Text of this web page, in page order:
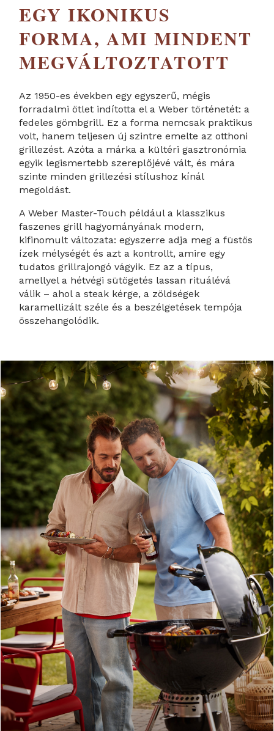
EGY IKONIKUS
FORMA, AMI MINDENT
MEGVÁLTOZTATOTT
Az 1950-es években egy egyszerű, mégis
forradalmi ötlet indította el a Weber történetét: a
fedeles gömbgrill. Ez a forma nemcsak praktikus
volt, hanem teljesen új szintre emelte az otthoni
grillezést. Azóta a márka a kültéri gasztronómia
egyik legismertebb szereplőjévé vált, és mára
szinte minden grillezési stílushoz kínál
megoldást.
A Weber Master-Touch például a klasszikus
faszenes grill hagyományának modern,
kifinomult változata: egyszerre adja meg a füstös
ízek mélységét és azt a kontrollt, amire egy
tudatos grillrajongó vágyik. Ez az a típus,
amellyel a hétvégi sütögetés lassan rituálévá
válik – ahol a steak kérge, a zöldségek
karamellizált széle és a beszélgetések tempója
összehangolódik.